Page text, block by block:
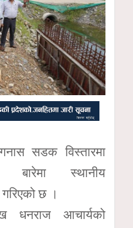
सडक विस्तारमा
बारेमा स्थानीय
छ ।
धनराज आचार्यको